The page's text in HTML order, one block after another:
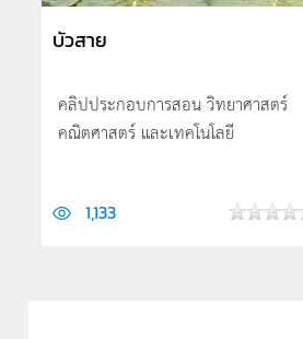
บัวสาย
คลิปประกอบการสอน วิทยาศาสตร์
คณิตศาสตร์ และเทคโนโลยี
1,133